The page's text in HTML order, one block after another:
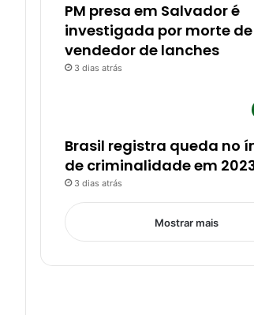
PM presa em Salvador é
investigada por morte de
vendedor de lanches
3 dias atrás
Brasil registra queda no
de criminalidade em
3 dias atrás
Mostrar mais